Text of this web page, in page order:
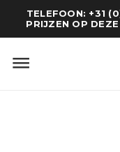
TELEFOON: +31
PRIJZEN OP